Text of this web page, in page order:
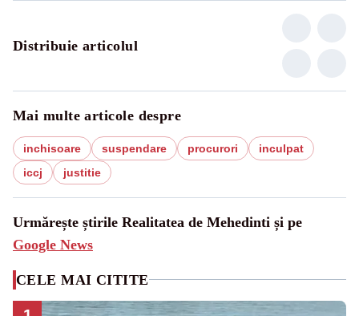
Distribuie articolul
Mai multe articole despre
inchisoare suspendare procurori
inculpat
iccj
justitie
Urmărește știrile Realitatea de Mehedinti și pe
Google News
CELE MAI CITITE